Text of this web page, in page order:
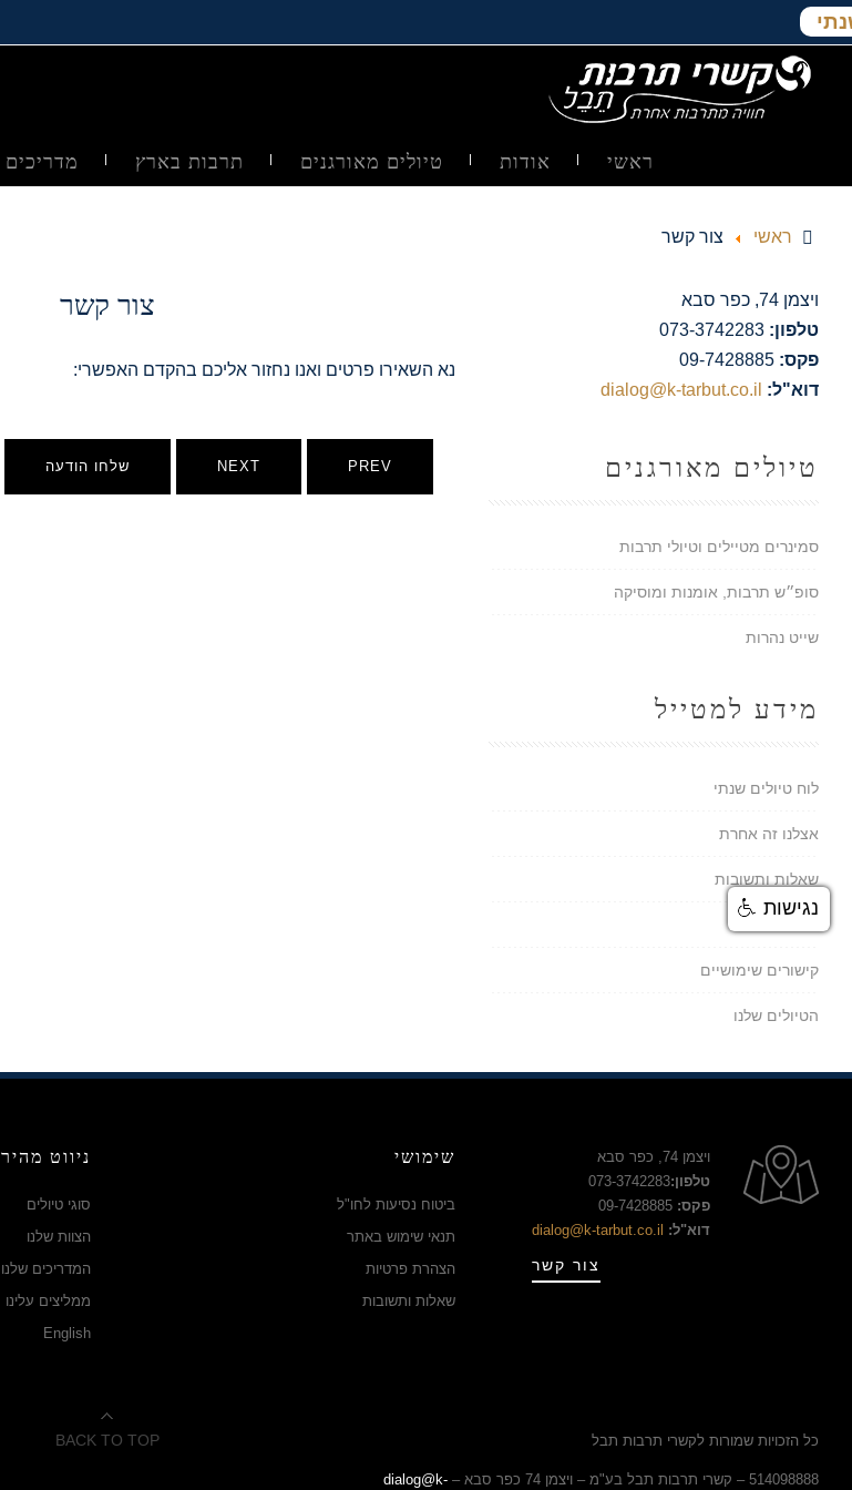
ראשי אודות טיולים מאורגנים תרבות בארץ מדריכים
ראשי צור קשר
צור קשר
נא השאירו פרטים ואנו נחזור אליכם בהקדם האפשרי:
PREV
NEXT שלחו הודעה
ויצמן 74, כפר סבא
טלפון:
פקס:
דוא"ל: dialog@k-tarbut.co.il
טיולים מאורגנים
סמינרים מטיילים וטיולי תרבות
סופ״ש תרבות, אומנות ומוסיקה
שייט נהרות
מידע למטייל
לוח טיולים שנתי
אצלנו זה אחרת
שאלות ותשובות
קישורים שימושיים
הטיולים שלנו
ויצמן 74, כפר סבא
טלפון:073-3742283
פקס:
דוא"ל: dialog@k-tarbut.co.il
צור קשר
שימושי
ביטוח נסיעות לחו"ל
תנאי שימוש באתר
הצהרת פרטיות
שאלות ותשובות
ניווט מהיר
סוגי טיולים
הצוות שלנו
המדריכים שלנו
ממליצים עלינו
English
כל הזכויות שמורות לקשרי תרבות תבל
514098888 – קשרי תרבות תבל בע"מ – ויצמן 74 כפר סבא – dialog@k-
BACK TO TOP
נגישות